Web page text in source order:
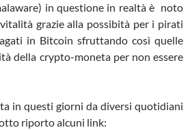
in questione in realtà è noto
grazie alla possibità per i pirati
in Bitcoin sfruttando così quelle
della crypto-moneta per non essere
in questi giorni da diversi quotidiani
riporto alcuni link: